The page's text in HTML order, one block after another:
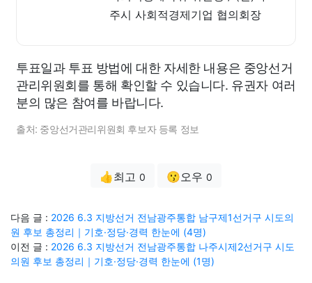
주시 사회적경제기업 협의회장
투표일과 투표 방법에 대한 자세한 내용은 중앙선거
관리위원회를 통해 확인할 수 있습니다. 유권자 여러
분의 많은 참여를 바랍니다.
출처: 중앙선거관리위원회 후보자 등록 정보
👍최고 0 😗오우 0
다음 글 : 2026 6.3 지방선거 전남광주통합 남구제1선거구 시도의
원 후보 총정리｜기호·정당·경력 한눈에 (4명)
이전 글 : 2026 6.3 지방선거 전남광주통합 나주시제2선거구 시도
의원 후보 총정리｜기호·정당·경력 한눈에 (1명)